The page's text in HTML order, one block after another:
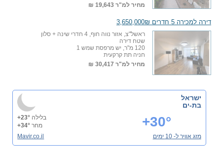
מחיר למ"ר 19,643 ₪
דירה למכירה 5 חדרים 3,650,000₪
ראשל"צ, אזור נווה חוף, 4 חדרי שינה + סלון
שטח דירה
120 מ"ר, יש מרפסת שמש 1
חניה תת קרקעית
מחיר למ"ר 30,417 ₪
ישראל
בת-ים
+30° בלילה +23°
מחר +34°
מזג אוויר ל- 10 ימים
Mavir.co.il